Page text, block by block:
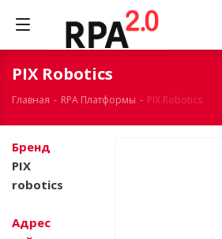
PIX Robotics
Главная - RPA Платформы - PIX Robotics
Бренд
PIX
robotics
Адрес